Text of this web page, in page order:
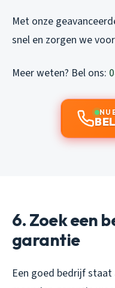
Met onze
snel en zorgen we
Meer weten? Bel ons:
NU
6. Zoek een
garantie
Een goed bedrijf